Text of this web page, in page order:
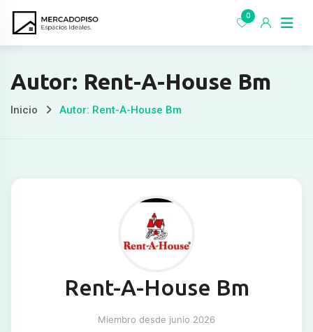
0
Autor: Rent-A-House Bm
Inicio Autor: Rent-A-House Bm
Rent-A-House Bm
Miembro desde junio 2026